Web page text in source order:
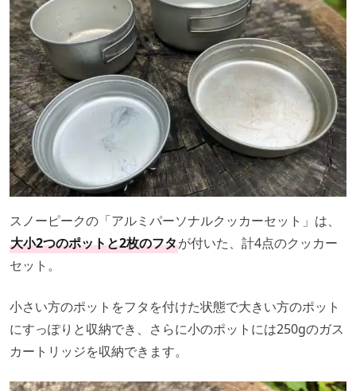
スノーピークの「アルミパーソナルクッカーセット」は、
大小2つのポットと2枚のフタが付いた、計4点のクッカー
セット。
小さい方のポットをフタを付けた状態で大きい方のポット
にすっぽりと収納でき、さらに小のポットには250gのガス
カートリッジを収納できます。